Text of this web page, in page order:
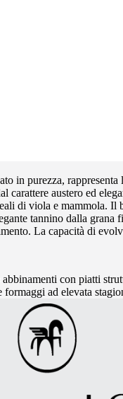
in purezza,
carattere austero ed
di viola e mammola.
tannino dalla
La capacità di
con piatti
ad elevata